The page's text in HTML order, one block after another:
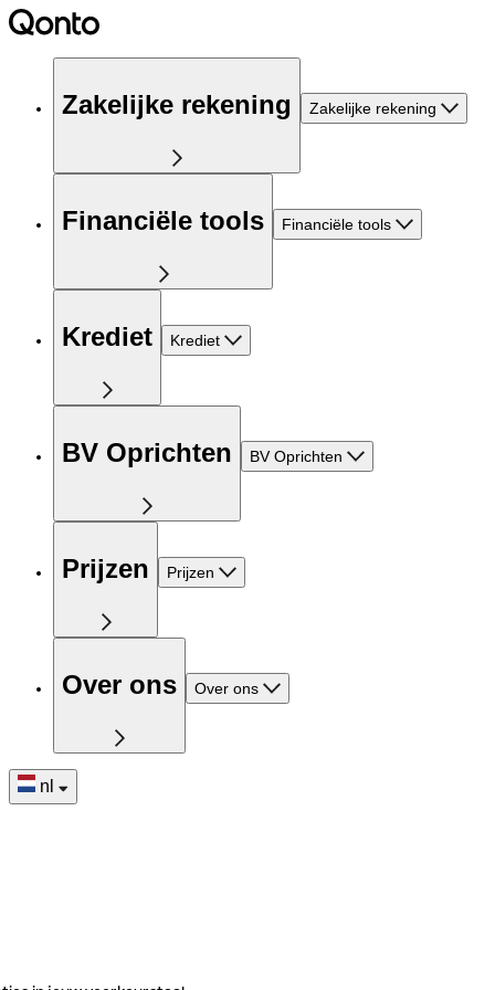
Zakelijke rekening Zakelijke rekening
Financiële tools Financiële tools
Krediet Krediet
BV Oprichten BV Oprichten
Prijzen Prijzen
Over ons Over ons
nl